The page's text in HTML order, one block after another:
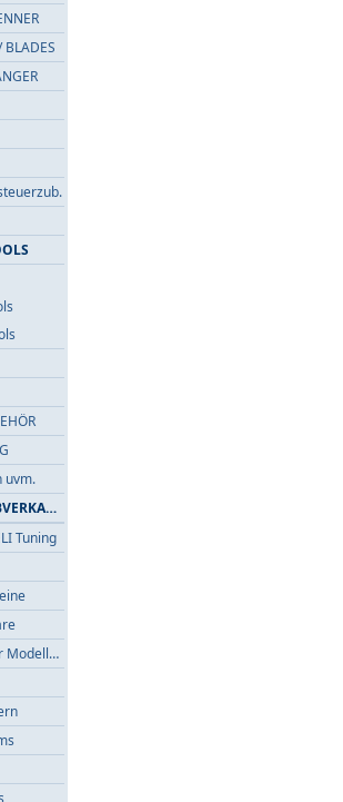
BLADES
uvm.
Tuning